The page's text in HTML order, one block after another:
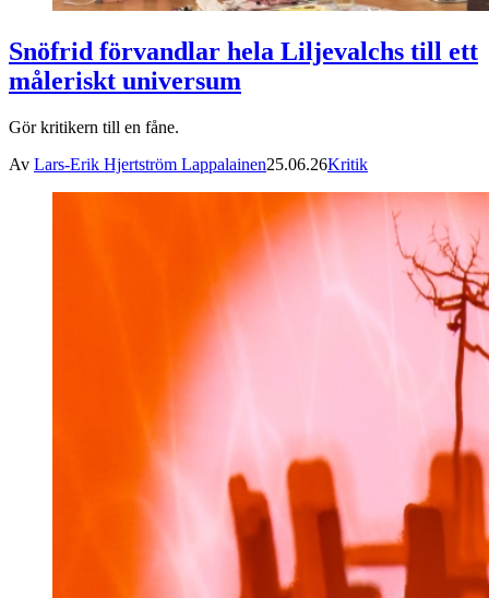
Snöfrid förvandlar hela Liljevalchs till ett
måleriskt universum
Gör kritikern till en fåne.
Av Lars-Erik Hjertström Lappalainen25.06.26Kritik